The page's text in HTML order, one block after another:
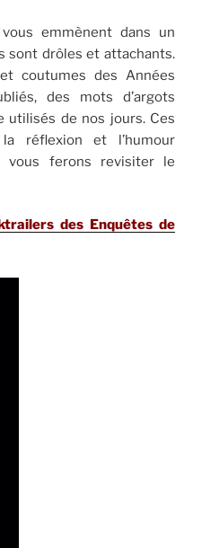
emmènent dans un
sont drôles et attachants.
coutumes des Années
des mots d’argots
utilisés de nos jours. Ces
réflexion et l’humour
vous ferons revisiter le
des Enquêtes de